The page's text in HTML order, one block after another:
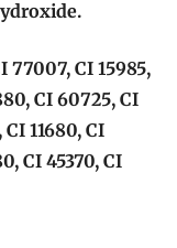
77007, CI 15985,
CI 60725, CI
11680, CI
CI 45370, CI